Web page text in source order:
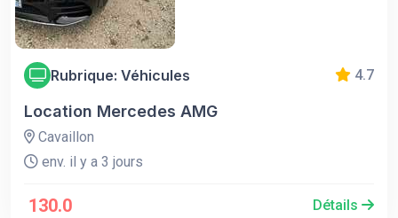
Rubrique: Véhicules 4.7
Location Mercedes AMG
Cavaillon
env. il y a 3 jours
130.0 Détails